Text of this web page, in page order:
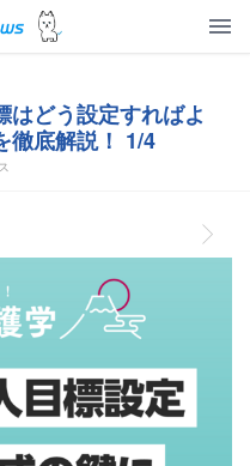
はどう設定すればよ
徹底解説！ 1/4